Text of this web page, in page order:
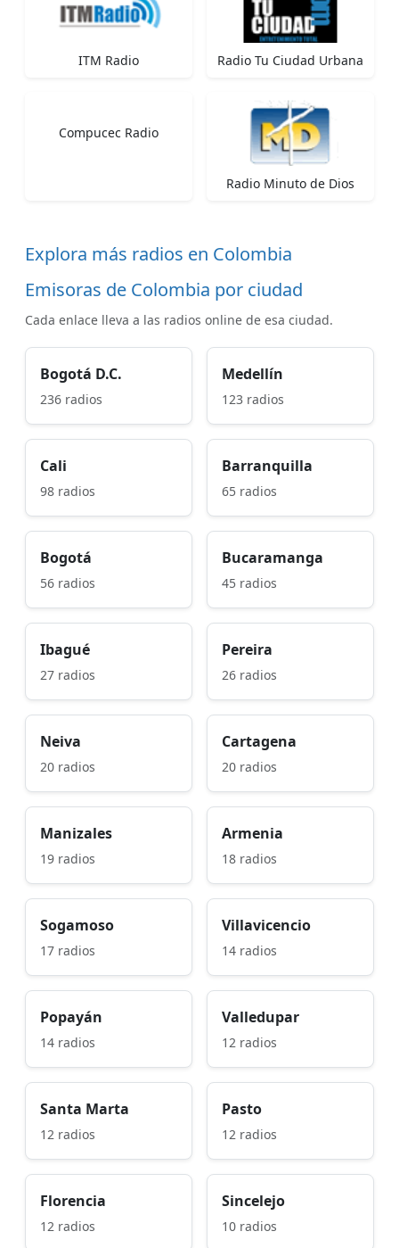
ITM Radio Radio Tu Ciudad Urbana
Compucec Radio
Radio Minuto de Dios
Explora más radios en Colombia
Emisoras de Colombia por ciudad
Cada enlace lleva a las radios online de esa ciudad.
Bogotá D.C.
236 radios
Medellín
123 radios
Cali
98 radios
Barranquilla
65 radios
Bogotá
56 radios
Bucaramanga
45 radios
Ibagué
27 radios
Pereira
26 radios
Neiva
20 radios
Cartagena
20 radios
Manizales
19 radios
Armenia
18 radios
Sogamoso
17 radios
Villavicencio
14 radios
Popayán
14 radios
Valledupar
12 radios
Santa Marta
12 radios
Pasto
12 radios
Florencia
12 radios
Sincelejo
10 radios